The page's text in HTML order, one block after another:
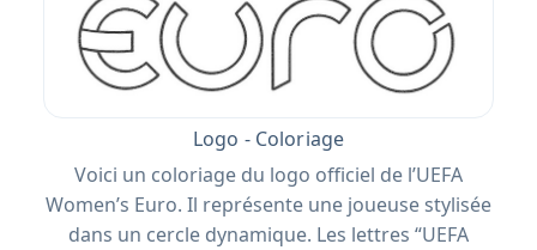
Logo - Coloriage
Voici un coloriage du logo officiel de l’UEFA
Women’s Euro. Il représente une joueuse stylisée
dans un cercle dynamique. Les lettres “UEFA